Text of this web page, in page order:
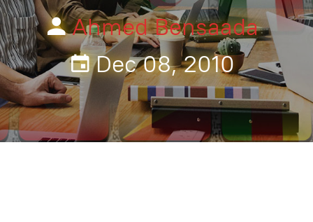
Ahmed Bensaada
Dec 08, 2010